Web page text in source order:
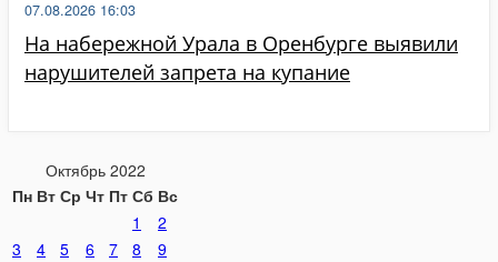
На набережной Урала в Оренбурге выявили
нарушителей запрета на купание
07.08.2026 16:03
Октябрь 2022
Пн Вт Ср Чт Пт Сб Вс
1
2
3
4 5 6 7 8
9